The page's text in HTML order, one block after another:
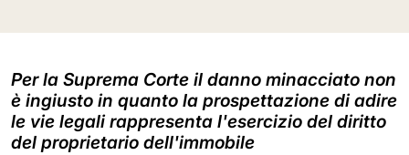
Per la Suprema Corte il danno minacciato non
è ingiusto in quanto la prospettazione di adire
le vie legali rappresenta l'esercizio del diritto
del proprietario dell'immobile